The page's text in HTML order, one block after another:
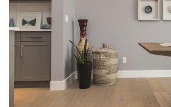
Wesele
Moda
Zakupy
Kultura